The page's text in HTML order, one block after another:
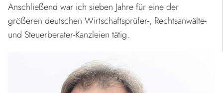
Anschließend war ich sieben Jahre für eine der
größeren deutschen Wirtschaftsprüfer-, Rechtsanwälte-
und Steuerberater-Kanzleien tätig.